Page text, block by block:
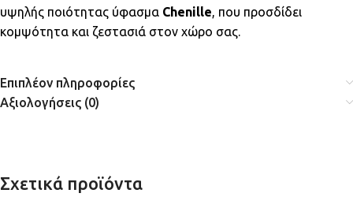
υψηλής ποιότητας ύφασμα Chenille, που προσδίδει
κομψότητα και ζεστασιά στον χώρο σας.
Επιπλέον πληροφορίες
Αξιολογήσεις (0)
Σχετικά προϊόντα